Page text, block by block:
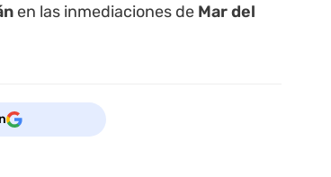
en las inmediaciones de Mar del